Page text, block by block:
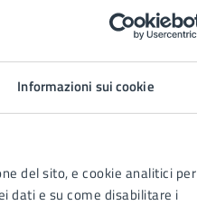
Informazioni sui cookie
del sito, e cookie analitici per
dati e su come disabilitare i